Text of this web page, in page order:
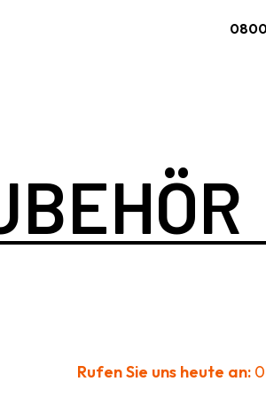
Ninja Quest 2.1 - L
ab 2.294 €
Quest
ab
Rufen Sie uns heute an: